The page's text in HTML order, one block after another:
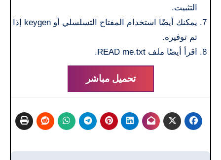
التثبيت.
يمكنك أيضًا استخدام المفتاح التسلسلي أو keygen إذا
تم توفيره.
اقرأ أيضًا ملف READ me.txt.
تحميل مباشر